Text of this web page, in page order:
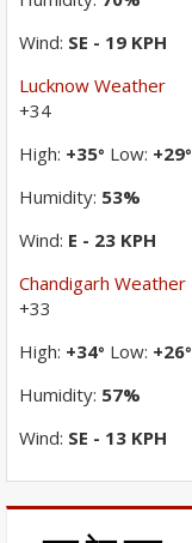
Wind: SE - 19 KPH
Lucknow Weather
+34
High: +35° Low: +29°
Humidity: 53%
Wind: E - 23 KPH
Chandigarh Weather
+33
High: +34° Low: +26°
Humidity: 57%
Wind: SE - 13 KPH